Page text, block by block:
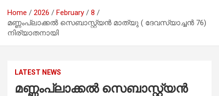
Home 2026 February
8
മണ്ണംപ്ലാക്കൽ സെബാസ്റ്റ്യൻ മാത്യു ( ദേവസ്യാച്ചൻ 76)
നിര്യാതനായി
LATEST NEWS
മണ്ണംപ്ലാക്കൽ സെബാസ്റ്റ്യൻ